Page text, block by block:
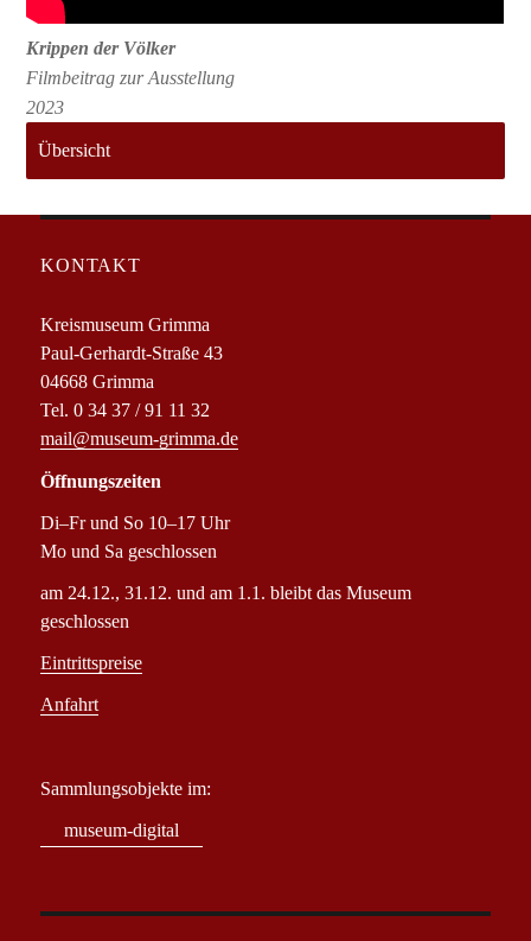
Krippen der Völker
Filmbeitrag zur Ausstellung
2023
Übersicht
KONTAKT
Kreismuseum Grimma
Paul-Gerhardt-Straße 43
04668 Grimma
Tel. 0 34 37 / 91 11 32
mail@museum-grimma.de
Öffnungszeiten
Di–Fr und So 10–17 Uhr
Mo und Sa geschlossen
am 24.12., 31.12. und am 1.1. bleibt das Museum
geschlossen
Eintrittspreise
Anfahrt
Sammlungsobjekte im:
museum-digital